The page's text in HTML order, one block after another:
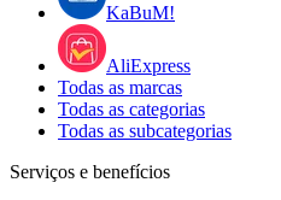
KaBuM!
AliExpress
Todas as marcas
Todas as categorias
Todas as subcategorias
Serviços e benefícios